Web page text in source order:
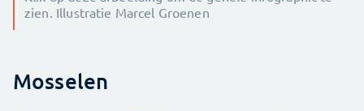
zien. Illustratie Marcel Groenen
Mosselen